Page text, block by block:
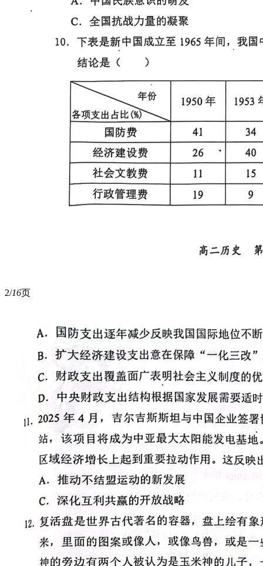
2/16页